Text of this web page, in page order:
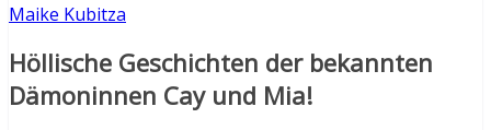
Maike Kubitza
Höllische Geschichten der bekannten
Dämoninnen Cay und Mia!